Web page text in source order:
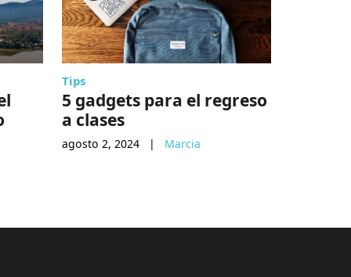
Tips
5 gadgets para el regreso
a clases
agosto 2, 2024 | Marcia